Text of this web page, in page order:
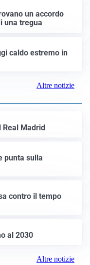
un accordo
una tregua
caldo estremo in
Altre notizie
Real Madrid
punta sulla
contro il tempo
al 2030
Altre notizie